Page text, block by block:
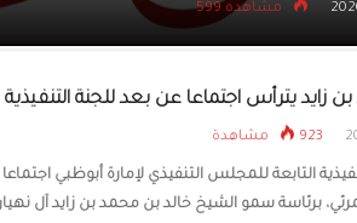
20 مارس 2020
زايد يترأس اجتماعا عن بعد للجنة التنفيذية
923 مشاهدة
التابعة للمجلس التنفيذي لإمارة أبوظبي
برئاسة سمو الشيخ خالد بن محمد بن زايد آل